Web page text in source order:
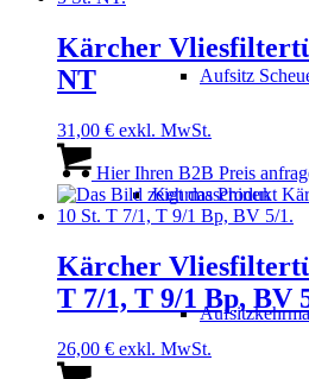
Aufsitz
Kehrmaschinen
Kärcher
NT
31,00 € exkl. MwSt.
Hier Ihren B2B Preis
Kärcher
T 7/1, T 9/1 Bp, BV
26,00 € exkl. MwSt.